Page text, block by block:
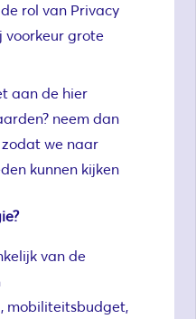
rol van Privacy
voorkeur grote
aan de hier
neem dan
we naar
kunnen kijken
van de
mobiliteitsbudget,